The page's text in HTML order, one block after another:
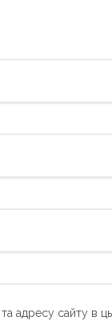
адресу сайту в